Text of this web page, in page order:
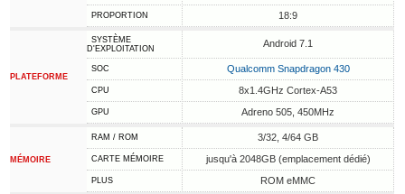
PROPORTION 18:9
PLATEFORME
SYSTÈME
D'EXPLOITATION
Android 7.1
SOC Qualcomm Snapdragon 430
CPU 8x1.4GHz Cortex-A53
GPU Adreno 505, 450MHz
MÉMOIRE
RAM / ROM 3/32, 4/64 GB
CARTE MÉMOIRE jusqu'à 2048GB (emplacement dédié)
PLUS ROM eMMC